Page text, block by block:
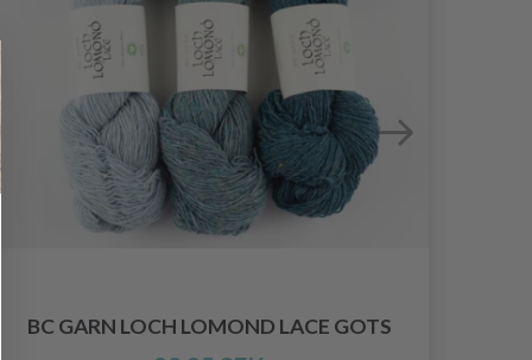
BC GARN LOCH LOMOND LACE GOTS